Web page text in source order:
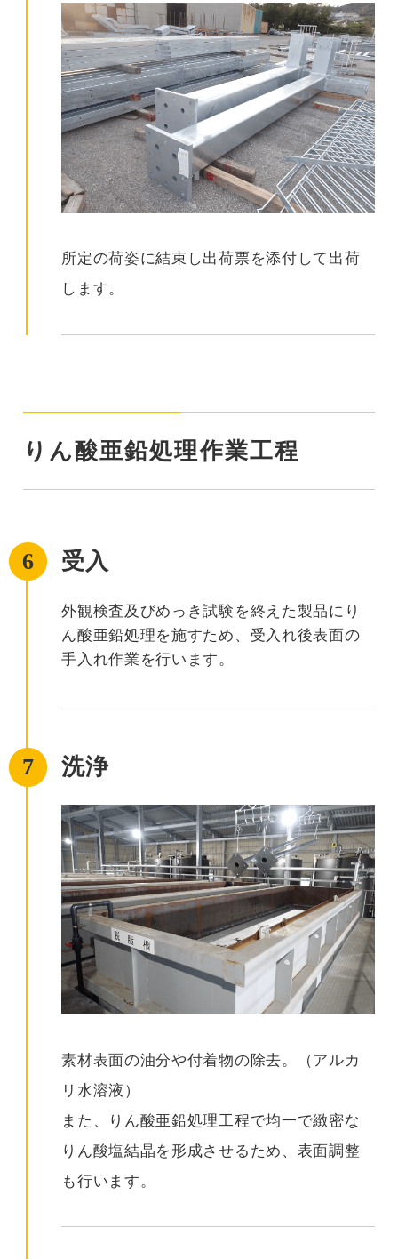
所定の荷姿に結束し出荷票を添付して出荷
します。
りん酸亜鉛処理作業工程
6 受入
外観検査及びめっき試験を終えた製品にり
ん酸亜鉛処理を施すため、受入れ後表面の
手入れ作業を行います。
7 洗浄
素材表面の油分や付着物の除去。（アルカ
リ水溶液）
また、りん酸亜鉛処理工程で均一で緻密な
りん酸塩結晶を形成させるため、表面調整
も行います。